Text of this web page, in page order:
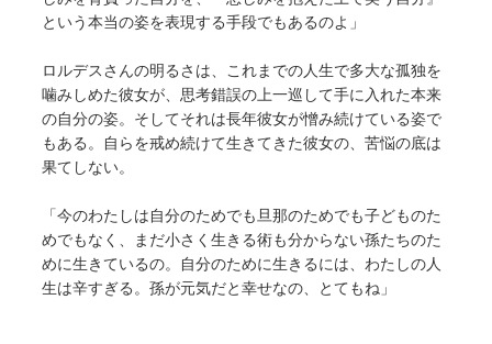
という本当の姿を表現する手段でもあるのよ」
ロルデスさんの明るさは、これまでの人生で多大な孤独を
噛みしめた彼女が、思考錯誤の上一巡して手に入れた本来
の自分の姿。そしてそれは長年彼女が憎み続けている姿で
もある。自らを戒め続けて生きてきた彼女の、苦悩の底は
果てしない。
「今のわたしは自分のためでも旦那のためでも子どものた
めでもなく、まだ小さく生きる術も分からない孫たちのた
めに生きているの。自分のために生きるには、わたしの人
生は辛すぎる。孫が元気だと幸せなの、とてもね」